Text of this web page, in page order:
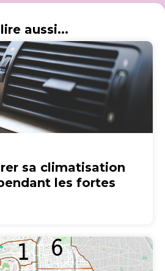
aussi...
sa climatisation
les fortes